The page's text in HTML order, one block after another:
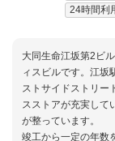
24時間利
大同生命江坂第2ビ
ィスビルです。江坂
ストサイドストリー
スストアが充実して
が整っています。
竣工から一定の年数